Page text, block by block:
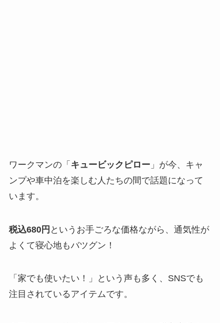
ワークマンの「 キュービックピロー 」が今、キャ
ンプや車中泊を楽しむ人たちの間で話題になって
います。
税込680円 というお手ごろな価格ながら、通気性が
よくて寝心地もバツグン！
「家でも使いたい！」という声も多く、SNSでも
注目されているアイテムです。